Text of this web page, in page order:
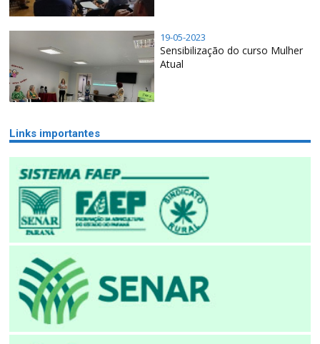
19-05-2023
Sensibilização do curso Mulher
Atual
Links importantes